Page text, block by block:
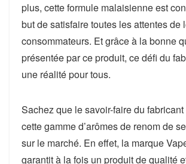
plus, cette formule malaisienne est
but de satisfaire toutes les attentes de
consommateurs. Et grâce à la bonne
présentée par ce produit, ce défi du
une réalité pour tous.
Sachez que le savoir-faire du
cette gamme d’arômes de renom de
sur le marché. En effet, la marque
garantit à la fois un produit de qualité